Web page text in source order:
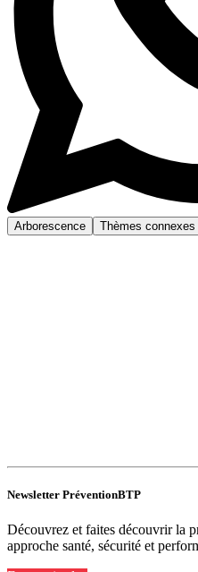
Arborescence Thèmes connexes
Newsletter PréventionBTP
Découvrez et faites découvrir la
approche santé, sécurité et